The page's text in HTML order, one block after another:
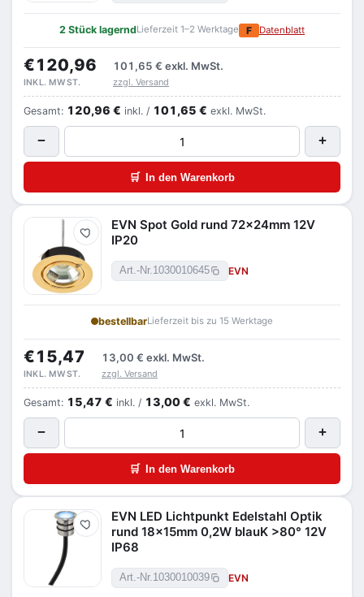
2 Stück lagerndLieferzeit 1–2 Werktage F Datenblatt
€120,96 101,65 € exkl. MwSt.
INKL. MWST. zzgl. Versand
Gesamt: 120,96 € inkl. / 101,65 € exkl. MwSt.
− +
🛒 In den Warenkorb
Merken
EVN Spot Gold rund 72x24mm 12V
IP20
Art.-Nr.1030010645 EVN
bestellbarLieferzeit bis zu 15 Werktage
€15,47 13,00 € exkl. MwSt.
INKL. MWST. zzgl. Versand
Gesamt: 15,47 € inkl. / 13,00 € exkl. MwSt.
− +
🛒 In den Warenkorb
Merken
EVN LED Lichtpunkt Edelstahl Optik
rund 18x15mm 0,2W blauK >80° 12V
IP68
Art.-Nr.1030010039 EVN